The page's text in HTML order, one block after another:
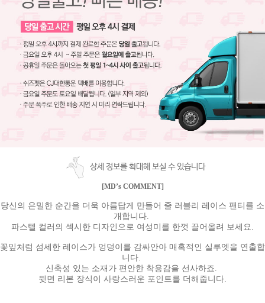
상세 정보를 확대해 보실 수 있습니다
[MD’s COMMENT]
당신의 은밀한 순간을 더욱 아름답게 만들어 줄 러블리 레이스 팬티를 소
개합니다.
파스텔 컬러의 섹시한 디자인으로 여성미를 한껏 끌어올려 보세요.
꽃잎처럼 섬세한 레이스가 엉덩이를 감싸안아 매혹적인 실루엣을 연출합
니다.
신축성 있는 소재가 편안한 착용감을 선사하죠.
뒷면 리본 장식이 사랑스러운 포인트를 더해줍니다.